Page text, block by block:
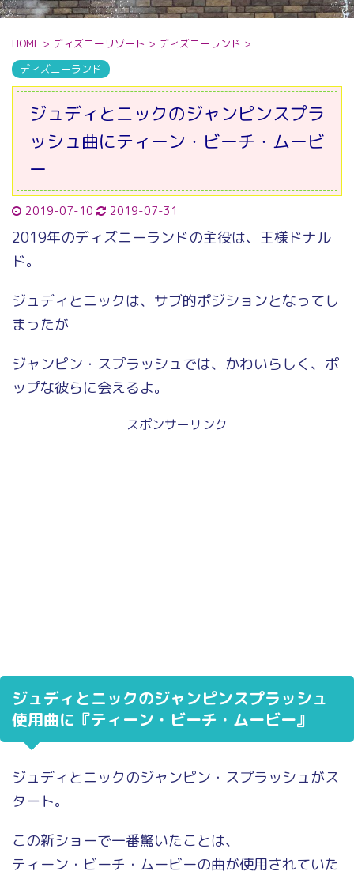
HOME > ディズニーリゾート > ディズニーランド >
ディズニーランド
ジュディとニックのジャンピンスプラ
ッシュ曲にティーン・ビーチ・ムービ
ー
2019-07-10 2019-07-31
2019年のディズニーランドの主役は、王様ドナル
ド。
ジュディとニックは、サブ的ポジションとなってし
まったが
ジャンピン・スプラッシュでは、かわいらしく、ポ
ップな彼らに会えるよ。
スポンサーリンク
ジュディとニックのジャンピンスプラッシュ
使用曲に『ティーン・ビーチ・ムービー』
ジュディとニックのジャンピン・スプラッシュがス
タート。
この新ショーで一番驚いたことは、
ティーン・ビーチ・ムービーの曲が使用されていた